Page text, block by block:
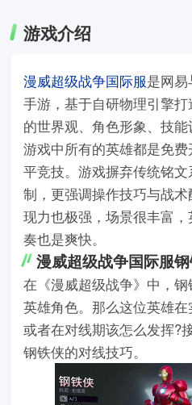
游戏介绍
漫威超级战争国际服是网
手游，基于自研物理引擎
的世界观、角色形象、技
游戏中所有的英雄都是免
平竞技。游戏摒弃传统铭
制，更强调操作技巧与战
现力也极强，场景很丰富
奏也是爽快。
漫威超级战争国际服
在《漫威超级战争》中，
英雄角色。那么这位英雄在
或者在对线期该怎么发挥?
钢铁侠的对线技巧。